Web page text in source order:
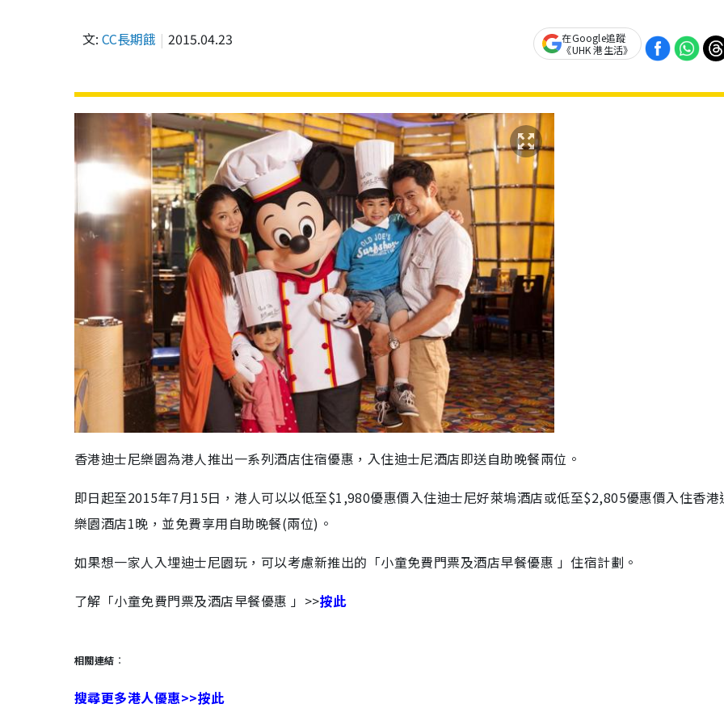
文: CC長期餓 2015.04.23
在Google追蹤
《UHK 港生活》
香港迪士尼樂園為港人推出一系列酒店住宿優惠，入住迪士尼酒店即送自助晚餐兩位。
即日起至2015年7月15日，港人可以以低至$1,980優惠價入住迪士尼好萊塢酒店或低至$2,805優惠價入住香港
樂園酒店1晚，並免費享用自助晚餐(兩位)。
如果想一家人入埋迪士尼園玩，可以考慮新推出的「小童免費門票及酒店早餐優惠 」住宿計劃。
了解「小童免費門票及酒店早餐優惠 」>>按此
相關連結 ：
搜尋更多港人優惠>>按此